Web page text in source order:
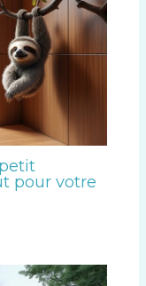
pour votre